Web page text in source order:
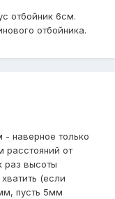
отбойник 6см.
отбойника.
- наверное только
расстояний от
раз высоты
(если
пусть 5мм